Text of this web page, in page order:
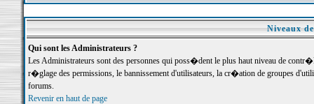
Niveaux
Qui sont les Administrateurs ?
Les Administrateurs sont des personnes qui poss�dent le plus haut niveau de
r�glage des permissions, le bannissement d'utilisateurs, la cr�ation de groupes
forums.
Revenir en haut de page